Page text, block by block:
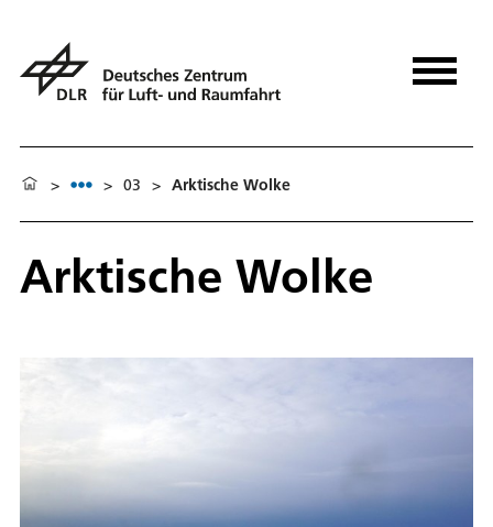
> > 03 > Arktische Wolke
Arktische Wolke